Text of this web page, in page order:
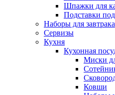
Шпажки для
Подставки
Наборы для завтрака
Сервизы
Кухня
Кухонная
Миски
Ковши